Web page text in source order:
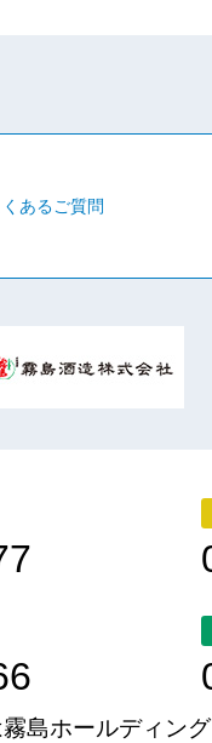
くあるご質問
霧島ホールディン